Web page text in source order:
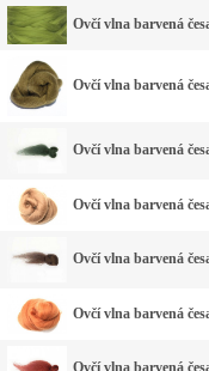
Ovčí vlna barvená
Ovčí vlna barvená
Ovčí vlna barvená
Ovčí vlna barvená
Ovčí vlna barvená
Ovčí vlna barvená
Ovčí vlna barvená